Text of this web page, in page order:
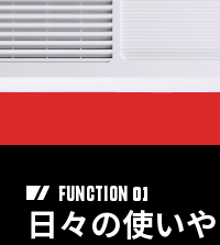
FUNCTION 01
日々の使い